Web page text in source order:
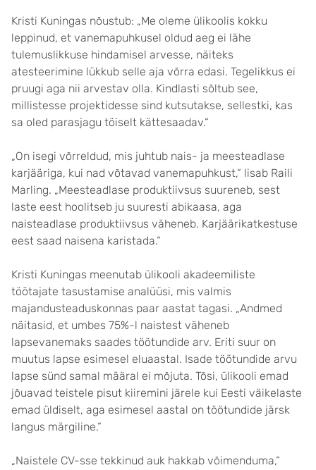
Kristi Kuningas nõustub: „Me oleme ülikoolis kokku
leppinud, et vanemapuhkusel oldud aeg ei lähe
tulemuslikkuse hindamisel arvesse, näiteks
atesteerimine lükkub selle aja võrra edasi. Tegelikkus ei
pruugi aga nii arvestav olla. Kindlasti sõltub see,
millistesse projektidesse sind kutsutakse, sellestki, kas
sa oled parasjagu töiselt kättesaadav.“
„On isegi võrreldud, mis juhtub nais- ja meesteadlase
karjääriga, kui nad võtavad vanemapuhkust,“ lisab Raili
Marling. „Meesteadlase produktiivsus suureneb, sest
laste eest hoolitseb ju suuresti abikaasa, aga
naisteadlase produktiivsus väheneb. Karjäärikatkestuse
eest saad naisena karistada.“
Kristi Kuningas meenutab ülikooli akadeemiliste
töötajate tasustamise analüüsi, mis valmis
majandusteaduskonnas paar aastat tagasi. „Andmed
näitasid, et umbes 75%-l naistest väheneb
lapsevanemaks saades töötundide arv. Eriti suur on
muutus lapse esimesel eluaastal. Isade töötundide arvu
lapse sünd samal määral ei mõjuta. Tõsi, ülikooli emad
jõuavad teistele pisut kiiremini järele kui Eesti väikelaste
emad üldiselt, aga esimesel aastal on töötundide järsk
langus märgiline.“
„Naistele CV-sse tekkinud auk hakkab võimenduma,“